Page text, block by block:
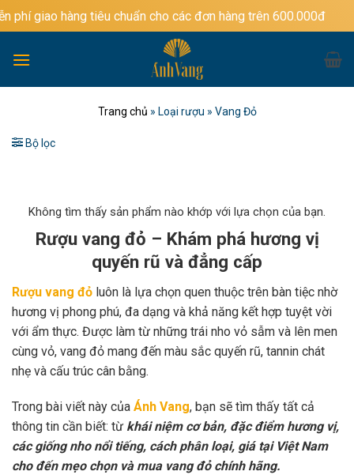
Bỏ
qua
dung
tiêu chuẩn cho các đơn hàng trên 600.000đ
Trang chủ » Loại rượu » Vang Đỏ
Bộ lọc
Không tìm thấy sản phẩm nào khớp với lựa chọn của bạn.
Rượu vang đỏ – Khám phá hương vị
quyến rũ và đẳng cấp
Rượu vang đỏ luôn là lựa chọn quen thuộc trên bàn tiệc nhờ
hương vị phong phú, đa dạng và khả năng kết hợp tuyệt vời
với ẩm thực. Được làm từ những trái nho vỏ sẫm và lên men
cùng vỏ, vang đỏ mang đến màu sắc quyến rũ, tannin chát
nhẹ và cấu trúc cân bằng.
Trong bài viết này của Ánh Vang, bạn sẽ tìm thấy tất cả
thông tin cần biết: từ khái niệm cơ bản, đặc điểm hương vị,
các giống nho nổi tiếng, cách phân loại, giá tại Việt Nam
cho đến mẹo chọn và mua vang đỏ chính hãng.